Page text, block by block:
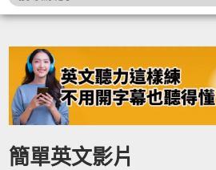
簡單英文影片